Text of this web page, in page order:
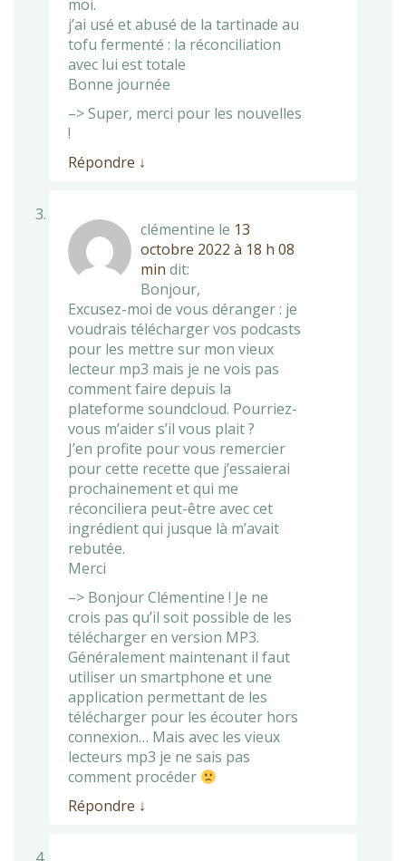
moi.
j’ai usé et abusé de la tartinade au
tofu fermenté : la réconciliation
avec lui est totale
Bonne journée
–> Super, merci pour les nouvelles
!
Répondre ↓
clémentine le 13
octobre 2022 à 18 h 08
min dit:
Bonjour,
Excusez-moi de vous déranger : je
voudrais télécharger vos podcasts
pour les mettre sur mon vieux
lecteur mp3 mais je ne vois pas
comment faire depuis la
plateforme soundcloud. Pourriez-
vous m’aider s’il vous plait ?
J’en profite pour vous remercier
pour cette recette que j’essaierai
prochainement et qui me
réconciliera peut-être avec cet
ingrédient qui jusque là m’avait
rebutée.
Merci
–> Bonjour Clémentine ! Je ne
crois pas qu’il soit possible de les
télécharger en version MP3.
Généralement maintenant il faut
utiliser un smartphone et une
application permettant de les
télécharger pour les écouter hors
connexion… Mais avec les vieux
lecteurs mp3 je ne sais pas
comment procéder
Répondre ↓